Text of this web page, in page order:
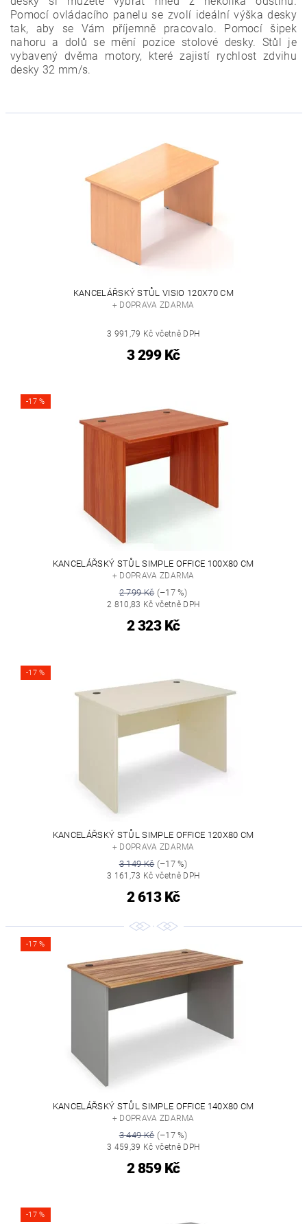
Pomocí ovládacího panelu se zvolí ideální výška desky
tak, aby se Vám příjemně pracovalo. Pomocí šipek
nahoru a dolů se mění pozice stolové desky. Stůl je
vybavený dvěma motory, které zajistí rychlost zdvihu
desky 32 mm/s.
KANCELÁŘSKÝ STŮL VISIO 120X70 CM
+ DOPRAVA ZDARMA
3 991,79 Kč včetně DPH
3 299 Kč
-17 %
KANCELÁŘSKÝ STŮL SIMPLE OFFICE 100X80 CM
+ DOPRAVA ZDARMA
2 799 Kč(–17 %)
2 810,83 Kč včetně DPH
2 323 Kč
-17 %
KANCELÁŘSKÝ STŮL SIMPLE OFFICE 120X80 CM
+ DOPRAVA ZDARMA
3 149 Kč(–17 %)
3 161,73 Kč včetně DPH
2 613 Kč
-17 %
KANCELÁŘSKÝ STŮL SIMPLE OFFICE 140X80 CM
+ DOPRAVA ZDARMA
3 449 Kč(–17 %)
3 459,39 Kč včetně DPH
2 859 Kč
-17 %